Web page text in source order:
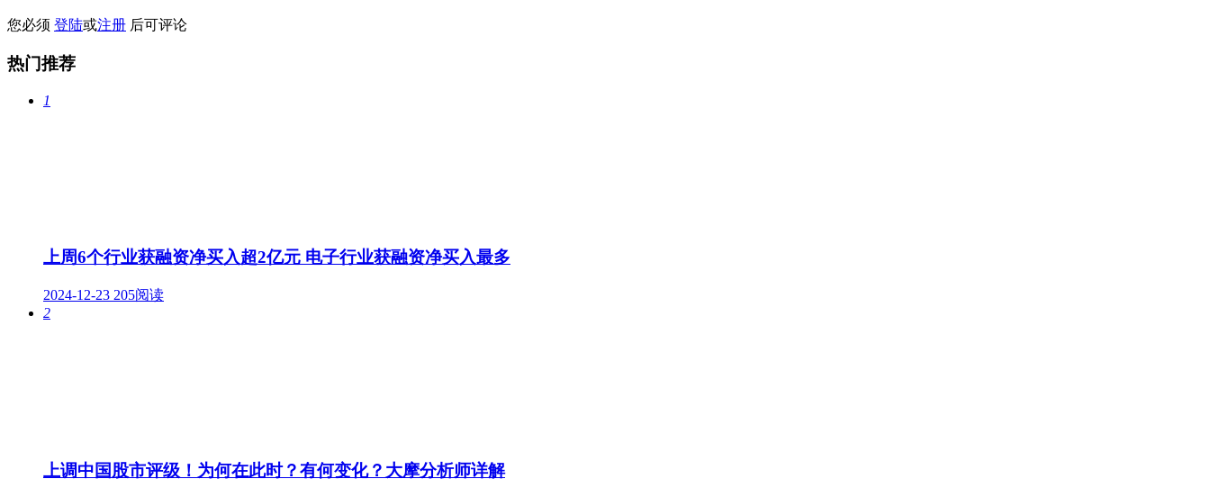
您必须 登陆或注册 后可评论
热门推荐
1
上周6个行业获融资净买入超2亿元 电子行业获融资净买入最多
2024-12-23 205阅读
2
上调中国股市评级！为何在此时？有何变化？大摩分析师详解